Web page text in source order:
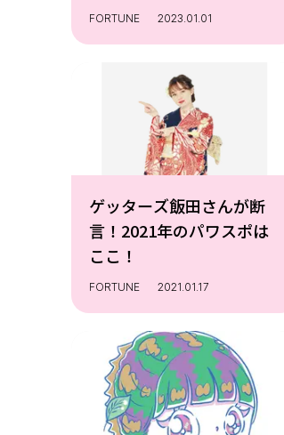
FORTUNE 2023.01.01
ゲッターズ飯田さんが断
言！2021年のパワスポは
ここ！
FORTUNE 2021.01.17